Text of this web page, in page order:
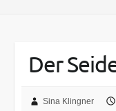
Der
Sina Klingner